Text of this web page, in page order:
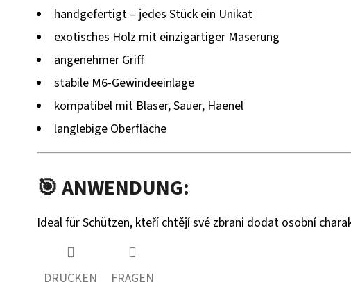
handgefertigt – jedes Stück ein Unikat
exotisches Holz mit einzigartiger Maserung
angenehmer Griff
stabile M6-Gewindeeinlage
kompatibel mit Blaser, Sauer, Haenel
langlebige Oberfläche
🎯 ANWENDUNG:
Ideal für Schützen, kteří chtějí své zbrani dodat osobní
DRUCKEN FRAGEN